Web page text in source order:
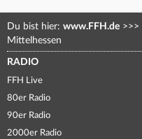
Du bist hier: www.FFH.de >>>
Mittelhessen
RADIO
FFH Live
80er Radio
90er Radio
2000er Radio